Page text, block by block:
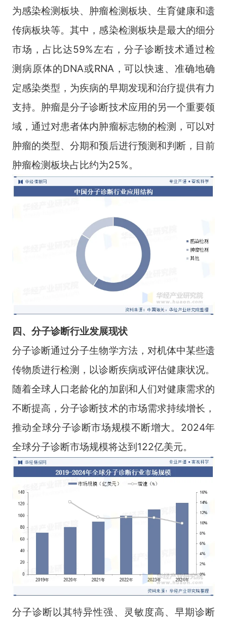
为感染检测板块、肿瘤检测板块、生育健康和遗
传病板块等。其中，感染检测板块是最大的细分
市场，占比达59%左右，分子诊断技术通过检
测病原体的DNA或RNA，可以快速、准确地确
定感染类型，为疾病的早期发现和治疗提供有力
支持。肿瘤是分子诊断技术应用的另一个重要领
域，通过对患者体内肿瘤标志物的检测，可以对
肿瘤的类型、分期和预后进行预测和判断，目前
肿瘤检测板块占比约为25%。
四、 分子诊断行业发展现状
分子诊断通过分子生物学方法，对机体中某些遗
传物质进行检测，以诊断疾病或评估健康状况。
随着全球人口老龄化的加剧和人们对健康需求的
不断提高，分子诊断技术的市场需求持续增长，
推动全球分子诊断市场规模不断增大。2024年
全球分子诊断市场规模将达到122亿美元。
分子诊断以其特异性强、灵敏度高、早期诊断